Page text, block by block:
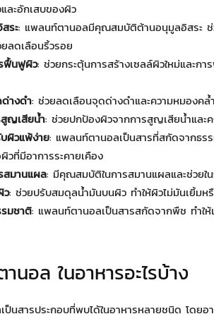
ละอักเสบของผิว
ระ: แพลนท์ตานอลมีคุณสมบัติต้านอนุมูลอิสระ ช่
ยลดเลือนริ้วรอย
ฟื้นฟูผิว: ช่วยกระตุ้นการสร้างเซลล์ผิวใหม่และก
างดำ: ช่วยลดเลือนจุดด่างดำและความหมองคล้
ญเสียน้ำ: ช่วยปกป้องผิวจากการสูญเสียน้ำและ
บผิวแพ้ง่าย: แพลนท์ตานอลเป็นสารที่สกัดจากธร
วที่มีอาการระคายเคือง
สมานแผล: มีคุณสมบัติในการสมานแผลและช่วยใ
ว: ช่วยปรับสมดุลน้ำมันบนผิว ทำให้ผิวไม่มันเยิ้มห
มชาติ: แพลนท์ตานอลเป็นสารสกัดจากพืช ทำใ
นอล ในอาหารอะไรบ้าง
ป็นสารประกอบที่พบได้ในอาหารหลายชนิด โดย